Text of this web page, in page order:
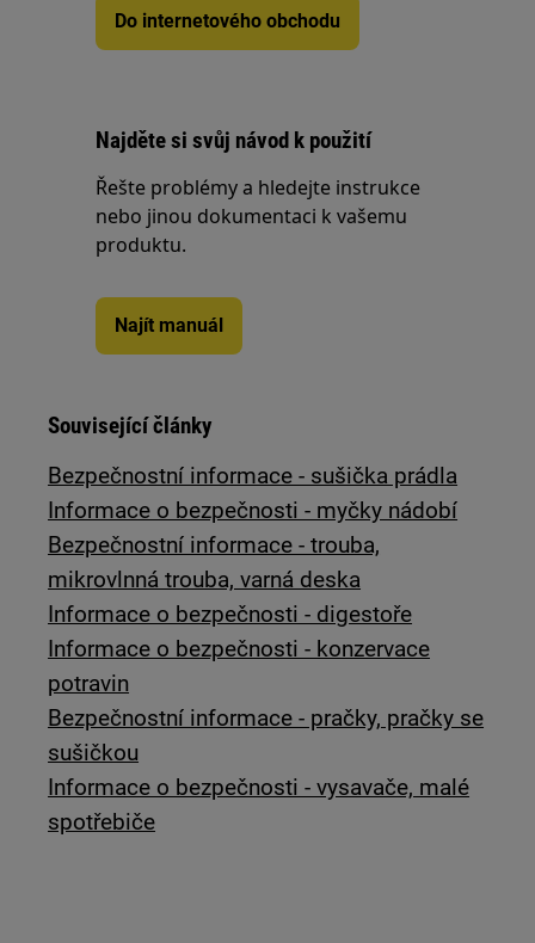
Do internetového obchodu
Najděte si svůj návod k použití
Řešte problémy a hledejte instrukce
nebo jinou dokumentaci k vašemu
produktu.
Najít manuál
Související články
Bezpečnostní informace - sušička prádla
Informace o bezpečnosti - myčky nádobí
Bezpečnostní informace - trouba,
mikrovlnná trouba, varná deska
Informace o bezpečnosti - digestoře
Informace o bezpečnosti - konzervace
potravin
Bezpečnostní informace - pračky, pračky se
sušičkou
Informace o bezpečnosti - vysavače, malé
spotřebiče